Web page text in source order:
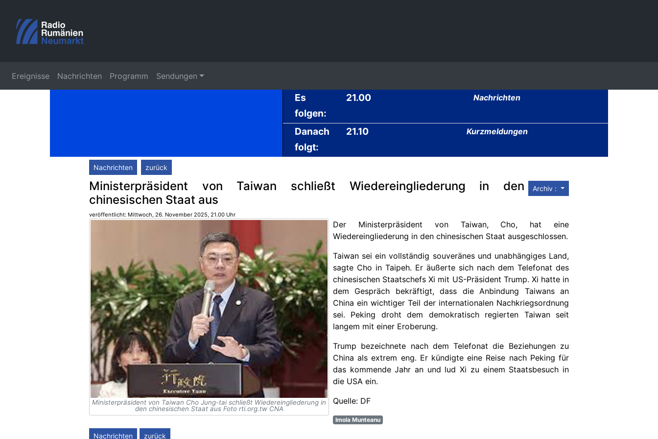
Ereignisse Nachrichten Programm Sendungen
Es
folgen:
21.00 Nachrichten
Danach
folgt:
21.10 Kurzmeldungen
Nachrichten zurück
Archiv :
Ministerpräsident von Taiwan schließt Wiedereingliederung in den
chinesischen Staat aus
veröffentlicht: Mittwoch, 26. November 2025, 21.00 Uhr
Ministerpräsident von Taiwan Cho Jung-tai schließt Wiedereingliederung in
den chinesischen Staat aus Foto rti.org.tw CNA
Der Ministerpräsident von Taiwan, Cho, hat eine
Wiedereingliederung in den chinesischen Staat ausgeschlossen.
Taiwan sei ein vollständig souveränes und unabhängiges Land,
sagte Cho in Taipeh. Er äußerte sich nach dem Telefonat des
chinesischen Staatschefs Xi mit US-Präsident Trump. Xi hatte in
dem Gespräch bekräftigt, dass die Anbindung Taiwans an
China ein wichtiger Teil der internationalen Nachkriegsordnung
sei. Peking droht dem demokratisch regierten Taiwan seit
langem mit einer Eroberung.
Trump bezeichnete nach dem Telefonat die Beziehungen zu
China als extrem eng. Er kündigte eine Reise nach Peking für
das kommende Jahr an und lud Xi zu einem Staatsbesuch in
die USA ein.
Quelle: DF
Imola Munteanu
Nachrichten zurück